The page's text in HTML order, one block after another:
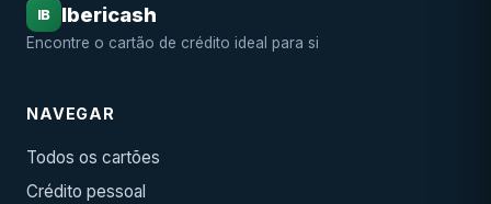
IB Ibericash
Encontre o cartão de crédito ideal para si
NAVEGAR
Todos os cartões
Crédito pessoal